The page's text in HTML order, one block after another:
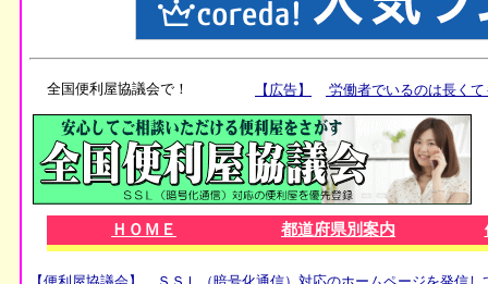
全国便利屋協議会で！